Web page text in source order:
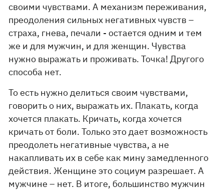
своими чувствами. А механизм переживания,
преодоления сильных негативных чувств –
страха, гнева, печали - остается одним и тем
же и для мужчин, и для женщин. Чувства
нужно выражать и проживать. Точка! Другого
способа нет.
То есть нужно делиться своим чувствами,
говорить о них, выражать их. Плакать, когда
хочется плакать. Кричать, когда хочется
кричать от боли. Только это дает возможность
преодолеть негативные чувства, а не
накапливать их в себе как мину замедленного
действия. Женщине это социум разрешает. А
мужчине – нет. В итоге, большинство мужчин